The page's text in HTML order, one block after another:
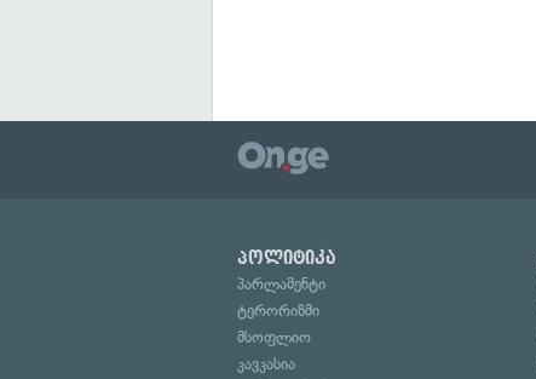
პოლიტიკა
პარლამენტი
ტერორიზმი
მსოფლიო
კავკასია